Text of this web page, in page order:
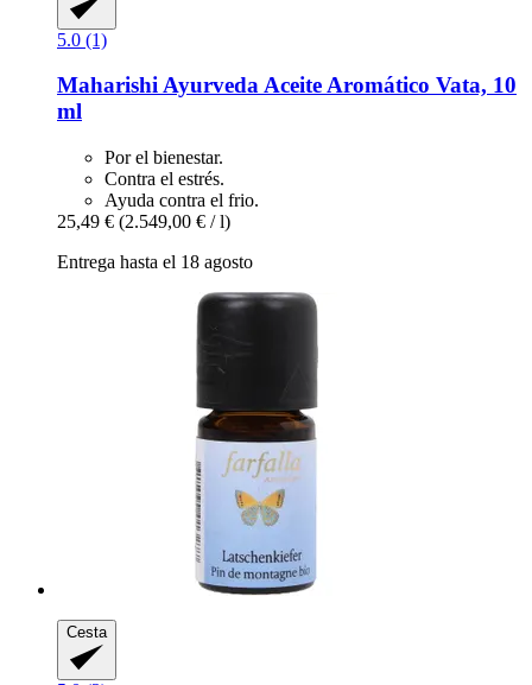
5.0 (1)
Maharishi AyurvedaAceite Aromático Vata, 10
ml
Por el bienestar.
Contra el estrés.
Ayuda contra el frio.
25,49 € (2.549,00 € / l)
Entrega hasta el 18 agosto
Cesta